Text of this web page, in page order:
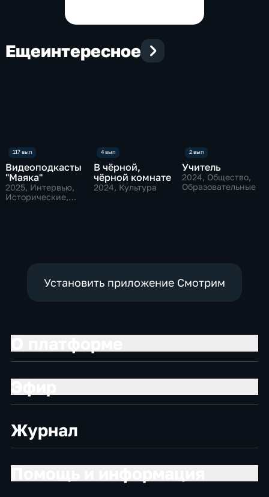
Ещеинтересное
Видеоподкасты
"Маяка"
2025, Интервью,
Исторические,
В чёрной,
чёрной комнате
2024, Культура
Учитель
2024, Общество,
Образовательные
Установить приложение Смотрим
Журнал